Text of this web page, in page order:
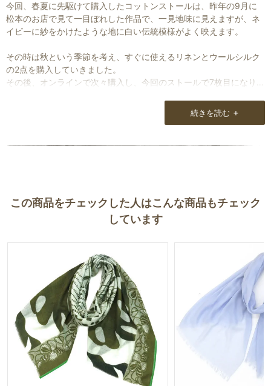
今回、春夏に先駆けて購入したコットンストールは、昨年の9月に
松本のお店で見て一目ぼれした作品で、一見地味に見えますが、ネ
イビーに紗をかけたような地に白い伝統模様がよく映えます。
その時は秋という季節を考え、すぐに使えるリネンとウールシルク
の2点を購入していきました。
その後、オンラインで次々購入し、今回のストールで7枚目になりま
どのストールにも手書きのメッセージが添えられ、作品の素材のみ
いて、私も使う度にそれを思い出して気持ちが上がります。
又、コロナ禍にあって何より肌触りの良いモノを身に着けたいとい
う気持ちが強くなって来ました。そんな時にタイミング良く出会っ
最近では、服にストールを合わせるのではなく、その日に纏いたい
ストールに服を合わせるのが私のスタイルになってきました。
おしゃれ心はいつまでも持ち続けたいです。
ストールは日々私に元気を与えてくれます。
これからもお世話になると思いますが、どうかよろしくお願いいた
します。
いつもありがとうございます！
続きを読む +
この商品をチェックした人はこんな商品もチェック
しています